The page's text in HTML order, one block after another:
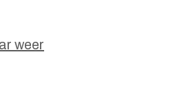
weer